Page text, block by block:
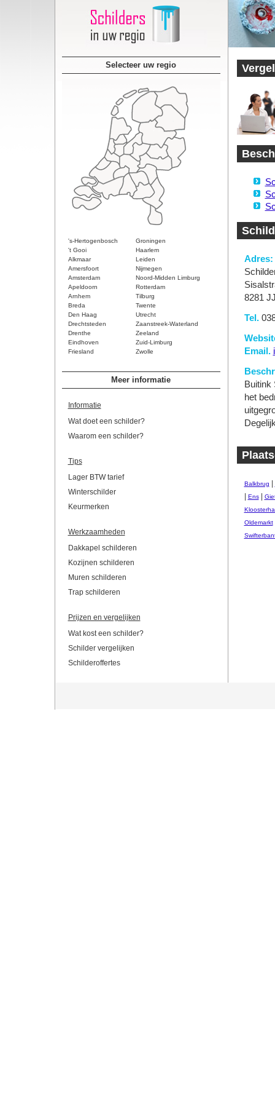
Selecteer uw regio
's-Hertogenbosch
Groningen
't Gooi
Haarlem
Alkmaar
Leiden
Amersfoort
Nijmegen
Amsterdam
Noord-Midden Limburg
Apeldoorn
Rotterdam
Arnhem
Tilburg
Breda
Twente
Den Haag
Utrecht
Drechtsteden
Zaanstreek-Waterland
Drenthe
Zeeland
Eindhoven
Zuid-Limburg
Friesland
Zwolle
Meer informatie
Informatie
Wat doet een schilder?
Waarom een schilder?
Tips
Lager BTW tarief
Winterschilder
Keurmerken
Werkzaamheden
Dakkapel schilderen
Kozijnen schilderen
Muren schilderen
Trap schilderen
Prijzen en vergelijken
Wat kost een schilder?
Schilder vergelijken
Schilderoffertes
Adres:
8281
Tel.
Email.
Buitink
het
Balkbrug
Ens|
Oldemarkt